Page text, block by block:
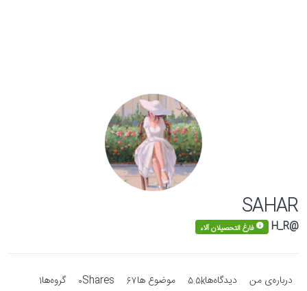
SAHAR
@H_R فارغ التحصیلان آلاء
درباره‌‌ی من دیدگاه‌ها5.5k موضوع ها67
Shares
0 گروه‌ها1